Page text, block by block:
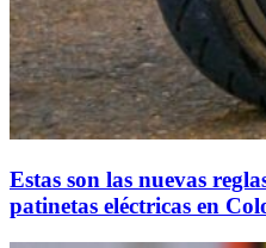
Estas son las nuevas
patinetas eléctricas en